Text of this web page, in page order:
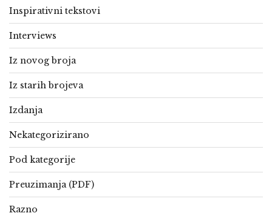
Inspirativni tekstovi
Interviews
Iz novog broja
Iz starih brojeva
Izdanja
Nekategorizirano
Pod kategorije
Preuzimanja (PDF)
Razno